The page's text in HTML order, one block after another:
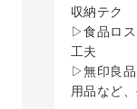
収納テク
▷食品ロス
工夫
▷無印良品
用品など